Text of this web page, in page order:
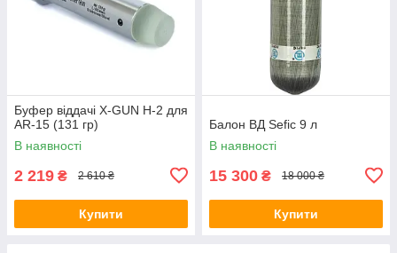
Буфер віддачі X-GUN H-2 для
AR-15 (131 гр)
В наявності
2 219 ₴ 2 610 ₴
Купити
Балон ВД Sefic 9 л
В наявності
15 300 ₴ 18 000 ₴
Купити